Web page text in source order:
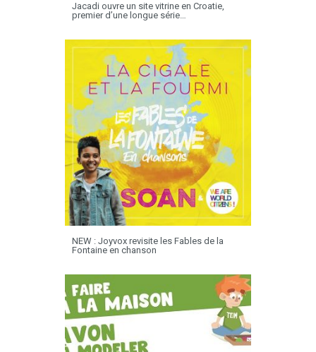
Jacadi ouvre un site vitrine en Croatie,
premier d’une longue série…
NEW : Joyvox revisite les Fables de la
Fontaine en chanson